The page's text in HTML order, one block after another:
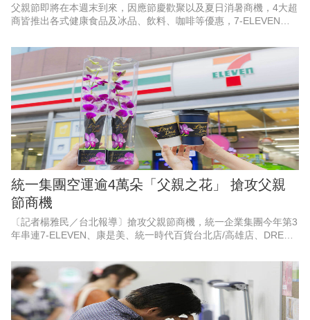
父親節即將在本週末到來，因應節慶歡聚以及夏日消暑商機，4大超
商皆推出各式健康食品及冰品、飲料、咖啡等優惠，7-ELEVEN聯
定芋頭品項買一
統一集團空運逾4萬朵「父親之花」 搶攻父親
節商機
〔記者楊雅民／台北報導〕搶攻父親節商機，統一企業集團今年第3
年串連7-ELEVEN、康是美、統一時代百貨台北店/高雄店、DREAM
牌，空